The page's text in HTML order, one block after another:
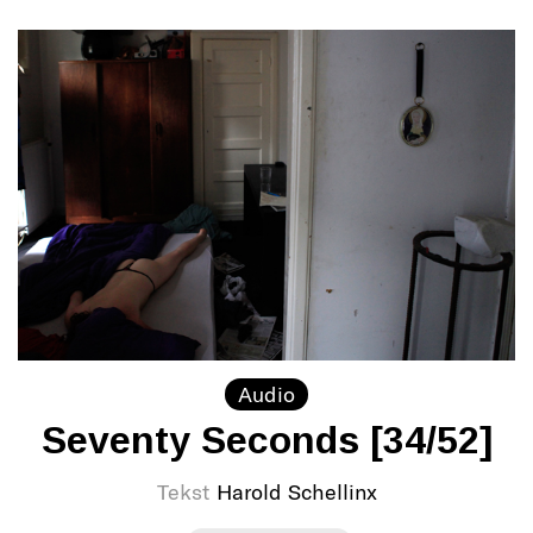
Audio
Seventy Seconds [34/52]
Tekst Harold Schellinx